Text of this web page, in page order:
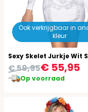
Ook verkrijgbaar in
kleur
€ 55,95
€ 59,95
Op voorraad